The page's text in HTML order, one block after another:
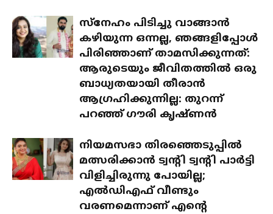
സ്‌നേഹം പിടിച്ചു വാങ്ങാൻ
കഴിയുന്ന ഒന്നല്ല, ഞങ്ങളിപ്പോൾ
പിരിഞ്ഞാണ് താമസിക്കുന്നത്:
ആരുടെയും ജീവിതത്തിൽ ഒരു
ബാധ്യതയായി തീരാൻ
ആഗ്രഹിക്കുന്നില്ല: തുറന്ന്
പറഞ്ഞ് ഗൗരി കൃഷ്ണൻ
നിയമസഭാ തിരഞ്ഞെടുപ്പിൽ
മത്സരിക്കാൻ ട്വന്റി ട്വന്റി പാർട്ടി
വിളിച്ചിരുന്നു പോയില്ല;
എൽഡിഎഫ് വീണ്ടും
വരണമെന്നാണ് എന്റെ